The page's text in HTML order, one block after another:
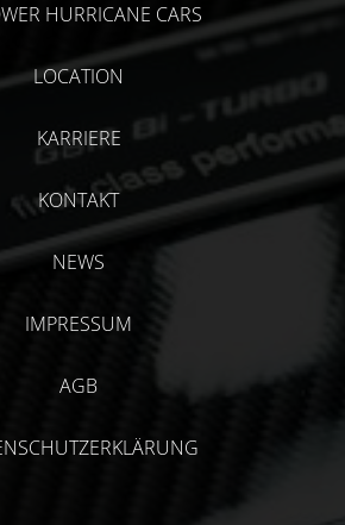
HURRICANE CARS
LOCATION
KARRIERE
KONTAKT
NEWS
IMPRESSUM
AGB